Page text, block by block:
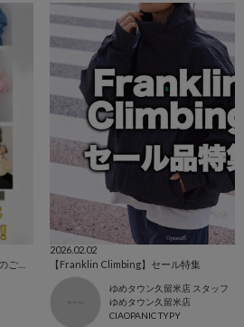
2026.02.02
【Franklin Climbing】セール特集
ゆめタウン久留米店 スタッフ
ゆめタウン久留米店
CIAOPANIC TYPY